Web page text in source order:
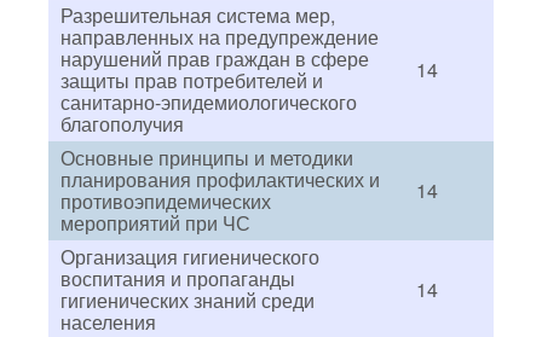
Разрешительная система мер,
направленных на предупреждение
нарушений прав граждан в сфере
защиты прав потребителей и
санитарно-эпидемиологического
благополучия
14
Основные принципы и методики
планирования профилактических и
противоэпидемических
мероприятий при ЧС
14
Организация гигиенического
воспитания и пропаганды
гигиенических знаний среди
населения
14